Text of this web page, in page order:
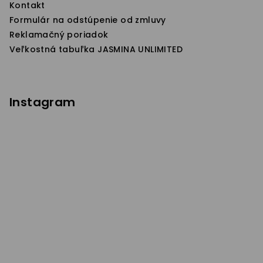
Kontakt
Formulár na odstúpenie od zmluvy
Reklamačný poriadok
Veľkostná tabuľka JASMINA UNLIMITED
Instagram